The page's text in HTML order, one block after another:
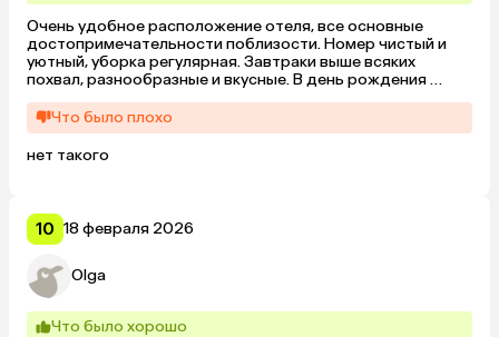
Очень удобное расположение отеля, все основные
достопримечательности поблизости. Номер чистый и
уютный, уборка регулярная. Завтраки выше всяких
похвал, разнообразные и вкусные. В день рождения
завтрак и оставили угощение в номере. Большое спасибо
за замечательный отдых в этом отеле! всем рекомендую!
Что было плохо
нет такого
10 18 февраля 2026
Olga
Что было хорошо